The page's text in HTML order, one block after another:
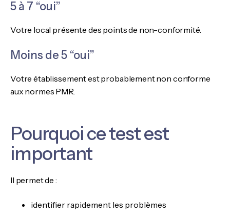
5 à 7 “oui”
Votre local présente des points de non-conformité.
Moins de 5 “oui”
Votre établissement est probablement non conforme
aux normes PMR.
Pourquoi ce test est
important
Il permet de :
identifier rapidement les problèmes